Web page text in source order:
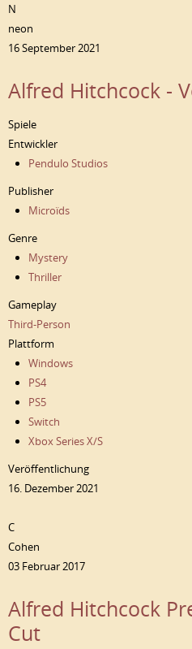
N
neon
16 September 2021
Alfred Hitchcock -
Spiele
Entwickler
Pendulo Studios
Publisher
Microïds
Genre
Mystery
Thriller
Gameplay
Third-Person
Plattform
Windows
PS4
PS5
Switch
Xbox Series X/S
Veröffentlichung
16. Dezember 2021
C
Cohen
03 Februar 2017
Alfred Hitchcock
Cut